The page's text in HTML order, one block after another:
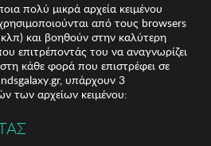
πολύ μικρά αρχεία κειμένου
από τους browsers
και βοηθούν στην καλύτερη
επιτρέποντάς του να αναγνωρίζει
κάθε φορά που επιστρέφει σε
υπάρχουν 3
των αρχείων κειμένου: